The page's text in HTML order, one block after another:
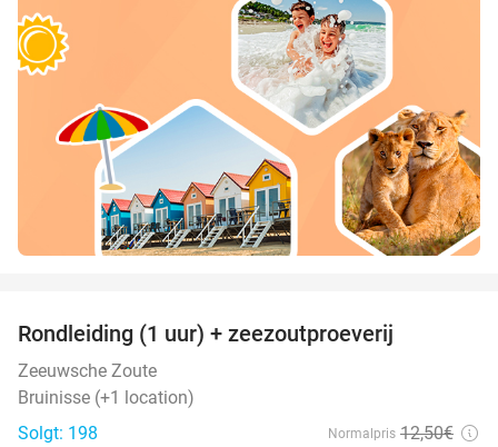
Rondleiding (1 uur) + zeezoutproeverij
Zeeuwsche Zoute
Bruinisse (+1 location)
Solgt: 198
Normalpris 12,50€